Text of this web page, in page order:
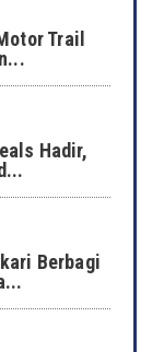
Trail
Hadir,
Berbagi